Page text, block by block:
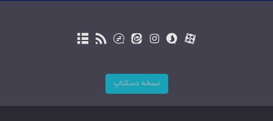
نسخه دسکتاپ